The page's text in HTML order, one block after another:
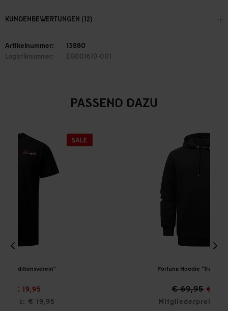
KUNDENBEWERTUNGEN (12)
Artikelnummer: 13880
Logistiknummer: EG001610-001
PASSEND DAZU
Fortuna Hoodie "Traditionsverein"
Mitgliederpreis: € 49,95